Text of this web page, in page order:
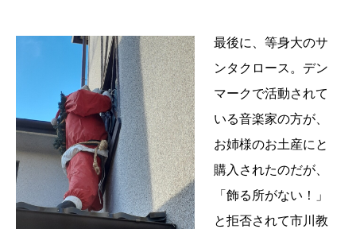
最後に、等身大のサ
ンタクロース。デン
マークで活動されて
いる音楽家の方が、
お姉様のお土産にと
購入されたのだが、
「飾る所がない！」
と拒否されて市川教